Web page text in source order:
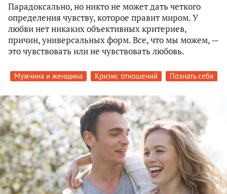
Парадоксально, но никто не может дать четкого
определения чувству, которое правит миром. У
любви нет никаких объективных критериев,
причин, универсальных форм. Все, что мы можем, —
это чувствовать или не чувствовать любовь.
Мужчина и женщина Кризис отношений Познать себя